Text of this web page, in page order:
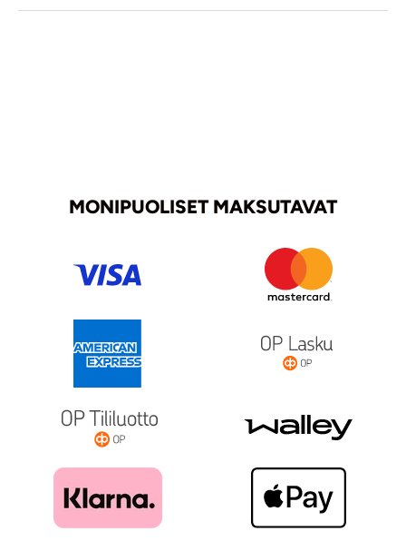
MONIPUOLISET MAKSUTAVAT